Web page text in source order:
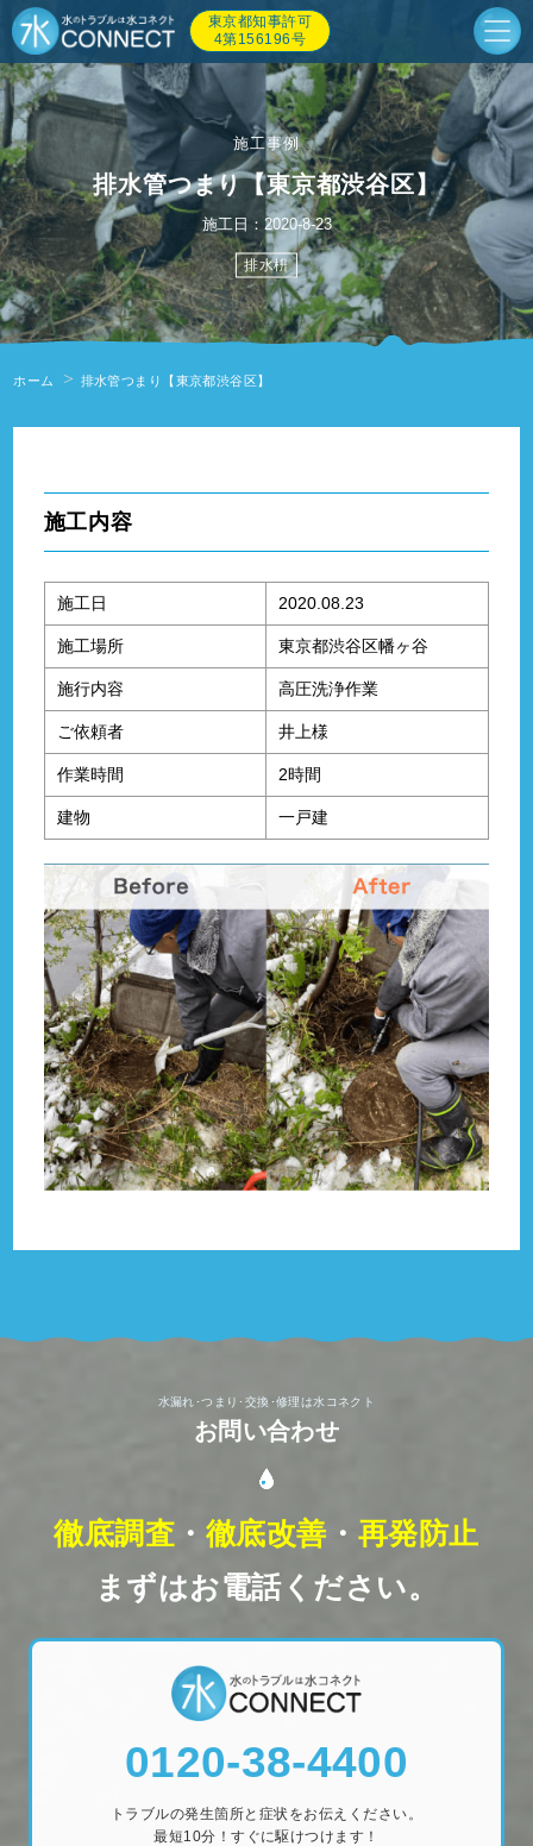
東京都知事許可
4第156196号
施工事例
排水管つまり【東京都渋谷区】
施工日：2020-8-23
排水枡
ホーム 排水管つまり【東京都渋谷区】
施工内容
施工日 2020.08.23
施工場所 東京都渋谷区幡ヶ谷
施行内容 高圧洗浄作業
ご依頼者 井上様
作業時間 2時間
建物 一戸建
水漏れ･つまり･交換･修理は水コネクト
お問い合わせ
徹底調査 ・ 徹底改善 ・ 再発防止
まずはお電話ください。
0120-38-4400
トラブルの発生箇所と症状をお伝えください。
最短10分！すぐに駆けつけます！